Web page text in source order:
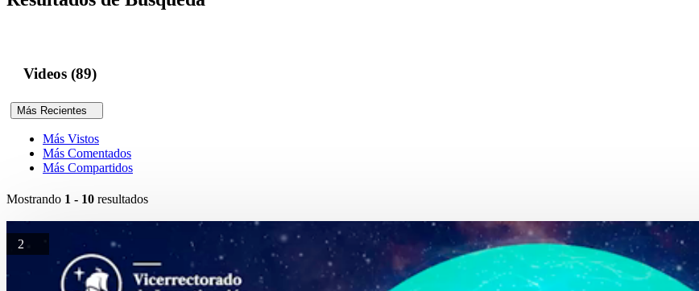
Videos (89)
Más Recientes
Más Vistos
Más Comentados
Más Compartidos
Mostrando 1 - 10 resultados
2